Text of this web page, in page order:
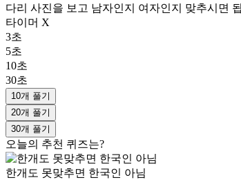
다리 사진을 보고 남자인지 여자인지 맞추시면
타이머 X
3초
5초
10초
30초
10개 풀기
20개 풀기
30개 풀기
오늘의 추천 퀴즈는?
한개도 못맞추면 한국인 아님